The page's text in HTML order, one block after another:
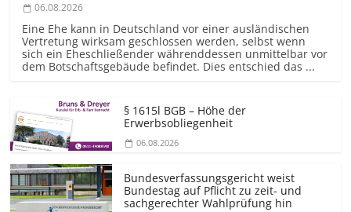
06.08.2026
Eine Ehe kann in Deutschland vor einer ausländischen
Vertretung wirksam geschlossen werden, selbst wenn
sich ein Eheschließender währenddessen unmittelbar vor
dem Botschaftsgebäude befindet. Dies entschied das ...
§ 1615l BGB – Höhe der
Erwerbsobliegenheit
06.08.2026
Bundesver­fassungsgericht weist
Bundestag auf Pflicht zu zeit- und
sachgerechter Wahlprüfung hin